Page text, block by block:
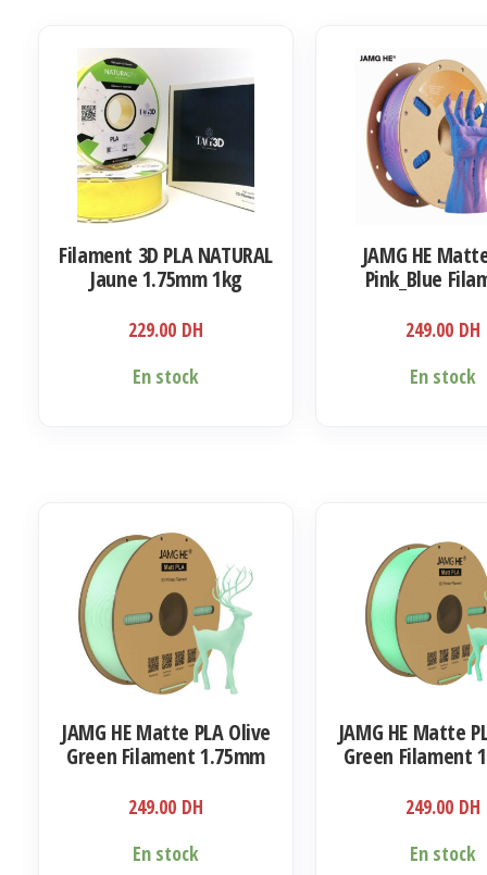
Filament 3D PLA NATURAL
Jaune 1.75mm 1kg
229.00 DH
En stock
JAMG HE
Pink_Blue
249.00 DH
En stock
JAMG HE Matte PLA Olive
Green Filament 1.75mm
249.00 DH
En stock
JAMG HE Matte
Green Filament
249.00 DH
En stock